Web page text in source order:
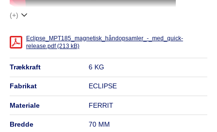
(+)
Eclipse_MPT185_magnetisk_håndopsamler_-_med_quick-
release.pdf (213 kB)
trækkraft 6 KG
fabrikat ECLIPSE
materiale FERRIT
bredde 70 MM